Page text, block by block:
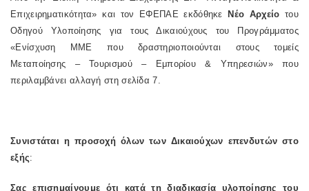
Επιχειρηματικότητα» και τον ΕΦΕΠΑΕ εκδόθηκε
Νέο Αρχείο του
Οδηγού Υλοποίησης για τους Δικαιούχους του Προγράμματος
«Ενίσχυση ΜΜΕ που δραστηριοποιούνται στους τομείς
Μεταποίησης – Τουρισμού
– Εμπορίου & Υπηρεσιών» που
περιλαμβάνει αλλαγή στη σελίδα 7.
Συνιστάται η προσοχή όλων των Δικαιούχων επενδυτών στο
εξής:
Σας επισημαίνουμε ότι κατά τη διαδικασία υλοποίησης του